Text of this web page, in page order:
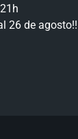
26 de